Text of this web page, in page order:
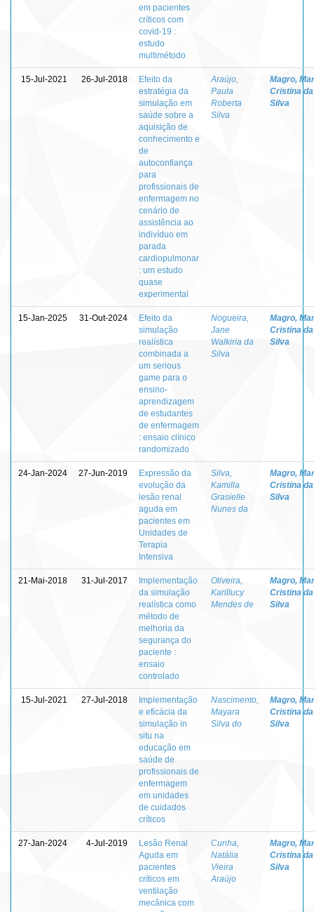
em pacientes
críticos com
covid-19 :
estudo
multimétodo
15-Jul-2021 26-Jul-2018
Efeito da
estratégia da
simulação em
saúde sobre a
aquisição de
conhecimento e
de
autoconfiança
para
profissionais de
enfermagem no
cenário de
assistência ao
indivíduo em
parada
cardiopulmonar
: um estudo
quase
experimental
Araújo,
Paula
Roberta
Silva
Magro,
Cristina da
Silva
15-Jan-2025 31-Out-2024
Efeito da
simulação
realística
combinada a
um serious
game para o
ensino-
aprendizagem
de estudantes
de enfermagem
: ensaio clínico
randomizado
Nogueira,
Jane
Walkiria da
Silva
Magro,
Cristina da
Silva
24-Jan-2024 27-Jun-2019
Expressão da
evolução da
lesão renal
aguda em
pacientes em
Unidades de
Terapia
Intensiva
Silva,
Kamilla
Grasielle
Nunes da
Magro,
Cristina da
Silva
21-Mai-2018 31-Jul-2017
Implementação
da simulação
realística como
método de
melhoria da
segurança do
paciente :
ensaio
controlado
Oliveira,
Karillucy
Mendes de
Magro,
Cristina da
Silva
15-Jul-2021 27-Jul-2018
Implementação
e eficácia da
simulação in
situ na
educação em
saúde de
profissionais de
enfermagem
em unidades
de cuidados
críticos
Nascimento,
Mayara
Silva do
Magro,
Cristina da
Silva
27-Jan-2024 4-Jul-2019
Lesão Renal
Aguda em
pacientes
críticos em
ventilação
mecânica com
Cunha,
Natália
Vieira
Araújo
Magro,
Cristina da
Silva